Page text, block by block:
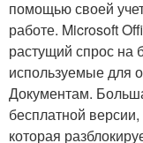
помощью своей
работе. Microsoft
растущий спрос на
используемые для
Документам.
бесплатной
которая